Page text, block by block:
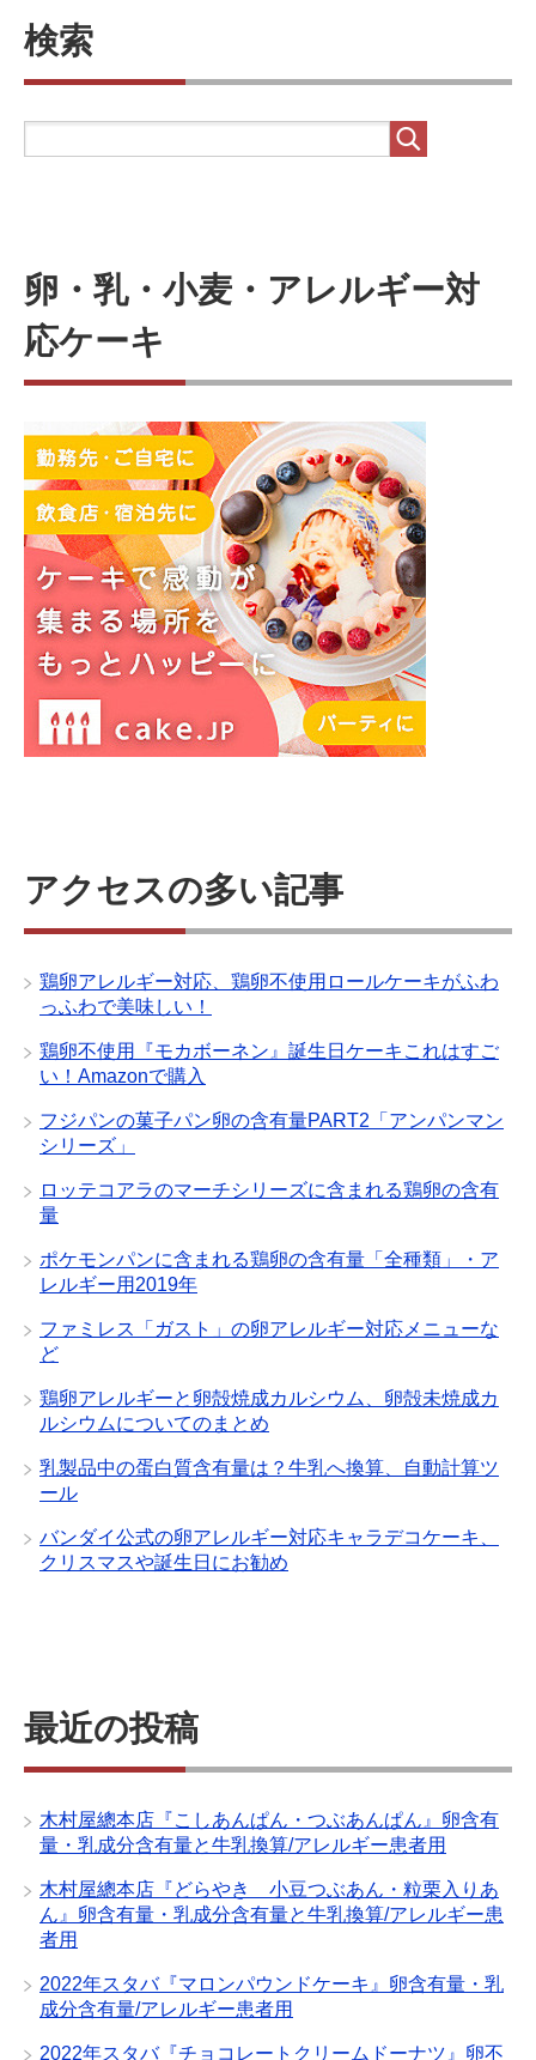
検索
卵・乳・小麦・アレルギー対
応ケーキ
アクセスの多い記事
鶏卵アレルギー対応、鶏卵不使用ロールケーキがふわ
っふわで美味しい！
鶏卵不使用『モカボーネン』誕生日ケーキこれはすご
い！Amazonで購入
フジパンの菓子パン卵の含有量PART2「アンパンマン
シリーズ」
ロッテコアラのマーチシリーズに含まれる鶏卵の含有
量
ポケモンパンに含まれる鶏卵の含有量「全種類」・ア
レルギー用2019年
ファミレス「ガスト」の卵アレルギー対応メニューな
ど
鶏卵アレルギーと卵殻焼成カルシウム、卵殻未焼成カ
ルシウムについてのまとめ
乳製品中の蛋白質含有量は？牛乳へ換算、自動計算ツ
ール
バンダイ公式の卵アレルギー対応キャラデコケーキ、
クリスマスや誕生日にお勧め
最近の投稿
木村屋總本店『こしあんぱん・つぶあんぱん』卵含有
量・乳成分含有量と牛乳換算/アレルギー患者用
木村屋總本店『どらやき 小豆つぶあん・粒栗入りあ
ん』卵含有量・乳成分含有量と牛乳換算/アレルギー患
者用
2022年スタバ『マロンパウンドケーキ』卵含有量・乳
成分含有量/アレルギー患者用
2022年スタバ『チョコレートクリームドーナツ』卵不